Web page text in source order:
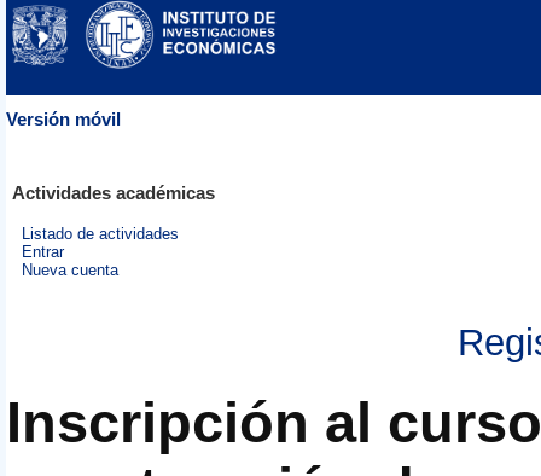
Versión móvil
Actividades académicas
Listado de actividades
Entrar
Nueva cuenta
Inscripción al